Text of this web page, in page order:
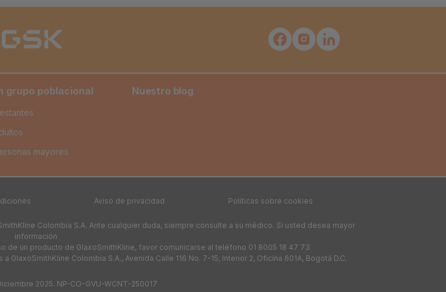
grupo poblacional
mayores
Nuestro blog
Aviso de privacidad Políticas sobre cookies
Colombia S.A. Ante cualquier duda, siempre consulte a su médico. Si usted desea mayor
información
de un producto de GlaxoSmithKline, favor comunicarse al teléfono 01 8005 18 47 73
Colombia S.A., Avenida Calle 116 No. 7-15, Interior 2, Oficina 601A, Bogotá D.C.
2025. NP-CO-GVU-WCNT-250017